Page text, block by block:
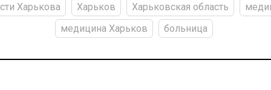
Харькова Харьков Харьковская область
медицина Харьков
больница